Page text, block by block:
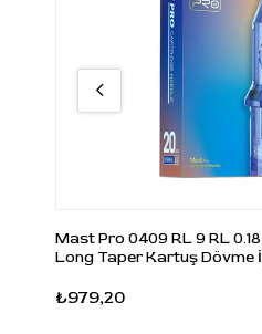
Mast Pro 0409 RL 9 RL
Long Taper Kartuş Dövme
₺979,20